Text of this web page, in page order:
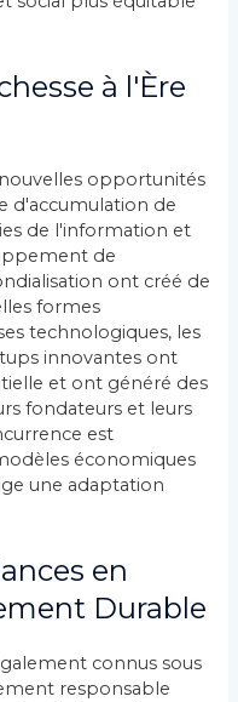
à l'Ère
opportunités
d'accumulation de
de l'information et
de
ont créé de
formes
technologiques, les
innovantes ont
et ont généré des
fondateurs et leurs
est
économiques
une adaptation
en
Durable
connus sous
responsable